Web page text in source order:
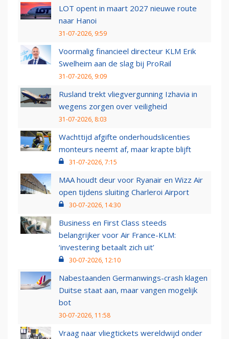
LOT opent in maart 2027 nieuwe route
naar Hanoi
31-07-2026, 9:59
Voormalig financieel directeur KLM Erik
Swelheim aan de slag bij ProRail
31-07-2026, 9:09
Rusland trekt vliegvergunning Izhavia in
wegens zorgen over veiligheid
31-07-2026, 8:03
Wachttijd afgifte onderhoudslicenties
monteurs neemt af, maar krapte blijft
31-07-2026, 7:15
MAA houdt deur voor Ryanair en Wizz Air
open tijdens sluiting Charleroi Airport
30-07-2026, 14:30
Business en First Class steeds
belangrijker voor Air France-KLM:
‘investering betaalt zich uit’
30-07-2026, 12:10
Nabestaanden Germanwings-crash klagen
Duitse staat aan, maar vangen mogelijk
bot
30-07-2026, 11:58
Vraag naar vliegtickets wereldwijd onder